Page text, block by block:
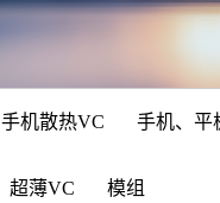
手机散热VC 手机、平
超薄VC 模组